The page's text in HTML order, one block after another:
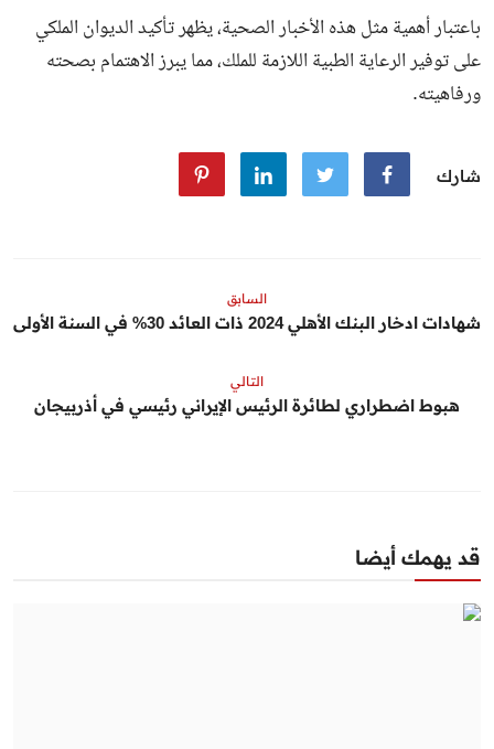
باعتبار أهمية مثل هذه الأخبار الصحية، يظهر تأكيد الديوان الملكي
على توفير الرعاية الطبية اللازمة للملك، مما يبرز الاهتمام بصحته
ورفاهيته.
شارك
السابق
شهادات ادخار البنك الأهلي 2024 ذات العائد 30% في السنة الأولى
التالي
هبوط اضطراري لطائرة الرئيس الإيراني رئيسي في أذربيجان
قد يهمك أيضا